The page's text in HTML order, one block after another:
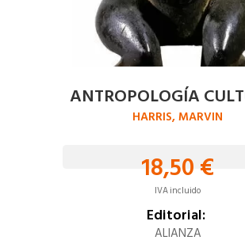
ANTROPOLOGÍA
HARRIS, MARVIN
18,50 €
IVA incluido
Editorial:
ALIANZA